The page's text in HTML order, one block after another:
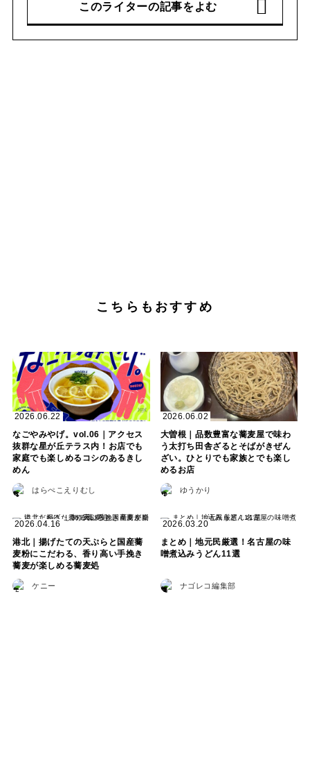
このライターの記事をよむ
こちらもおすすめ
2026.06.22
なごやみやげ。vol.06｜アクセス
抜群な星が丘テラス内！お店でも
家庭でも楽しめるコシのあるきし
めん
はらぺこえりむし
2026.06.02
大曽根｜品数豊富な蕎麦屋で味わ
う太打ち田舎ざるとそばがきぜん
ざい。ひとりでも家族とでも楽し
めるお店
ゆうかり
2026.04.16
港北｜揚げたての天ぷらと国産蕎
麦粉にこだわる、香り高い手挽き
蕎麦が楽しめる蕎麦処
ケニー
2026.03.20
まとめ｜地元民厳選！名古屋の味
噌煮込みうどん11選
ナゴレコ編集部